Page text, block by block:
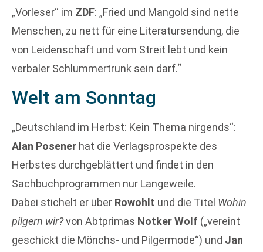
„Vorleser“ im ZDF: „Fried und Mangold sind nette
Menschen, zu nett für eine Literatursendung, die
von Leidenschaft und vom Streit lebt und kein
verbaler Schlummertrunk sein darf.“
Welt am Sonntag
„Deutschland im Herbst: Kein Thema nirgends“:
Alan Posener hat die Verlagsprospekte des
Herbstes durchgeblättert und findet in den
Sachbuchprogrammen nur Langeweile.
Dabei stichelt er über Rowohlt und die Titel Wohin
pilgern wir?von Abtprimas Notker Wolf („vereint
geschickt die Mönchs- und Pilgermode“) und Jan